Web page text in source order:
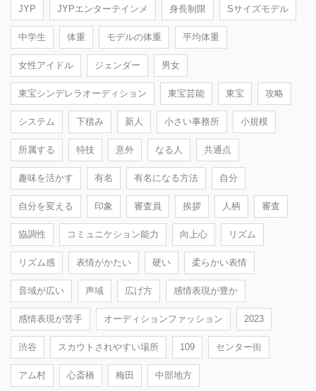
JYP JYPエンターテインメ 身長制限 Sサイズモデル
中学生 体重 モデルの体重 平均体重
女性アイドル ジェンダー 男女
東宝シンデレラオーディション 東宝芸能 東宝 攻略
システム 下積み 新人 小さい事務所 小規模
所属する 特技 意外 なる人 共通点
趣味を活かす 有名 有名になる方法 自分
自分を変える 印象 審査員 挨拶 人柄 審査
協調性 コミュニケション能力 向上心 リズム
リズム感 表情がかたい 硬い 柔らかい表情
音域が広い 声域 広げ方 感情表現が豊か
感情表現が苦手 オーディションファッション 2023
渋谷 スカウトされやすい場所 109 センター街
アム村 心斎橋 梅田 中部地方